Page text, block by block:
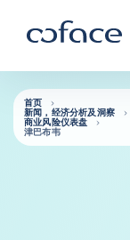
返回首页
首页
新闻，经济分析及洞察
商业风险仪表盘
津巴布韦